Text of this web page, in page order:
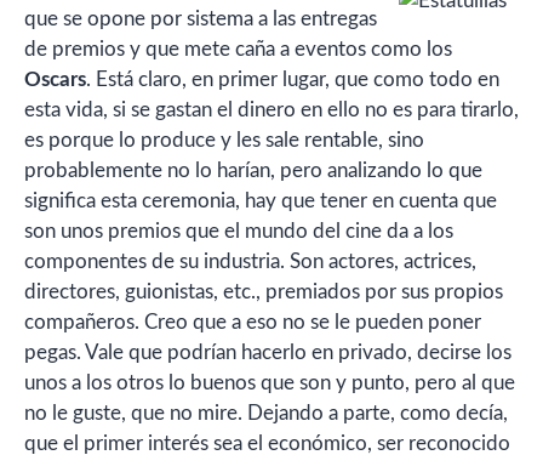
que se opone por sistema a las entregas
de premios y que mete caña a eventos como los
Oscars. Está claro, en primer lugar, que como todo en
esta vida, si se gastan el dinero en ello no es para tirarlo,
es porque lo produce y les sale rentable, sino
probablemente no lo harían, pero analizando lo que
significa esta ceremonia, hay que tener en cuenta que
son unos premios que el mundo del cine da a los
componentes de su industria. Son actores, actrices,
directores, guionistas, etc., premiados por sus propios
compañeros. Creo que a eso no se le pueden poner
pegas. Vale que podrían hacerlo en privado, decirse los
unos a los otros lo buenos que son y punto, pero al que
no le guste, que no mire. Dejando a parte, como decía,
que el primer interés sea el económico, ser reconocido